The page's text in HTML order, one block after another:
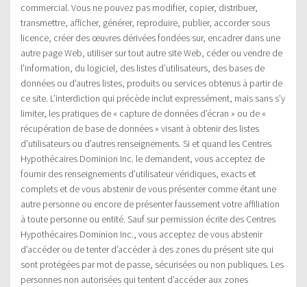
commercial. Vous ne pouvez pas modifier, copier, distribuer,
transmettre, afficher, générer, reproduire, publier, accorder sous
licence, créer des œuvres dérivées fondées sur, encadrer dans une
autre page Web, utiliser sur tout autre site Web, céder ou vendre de
l’information, du logiciel, des listes d’utilisateurs, des bases de
données ou d’autres listes, produits ou services obtenus à partir de
ce site. L’interdiction qui précède inclut expressément, mais sans s’y
limiter, les pratiques de « capture de données d’écran » ou de «
récupération de base de données » visant à obtenir des listes
d’utilisateurs ou d’autres renseignements. Si et quand les Centres
Hypothécaires Dominion Inc. le demandent, vous acceptez de
fournir des renseignements d’utilisateur véridiques, exacts et
complets et de vous abstenir de vous présenter comme étant une
autre personne ou encore de présenter faussement votre affiliation
à toute personne ou entité. Sauf sur permission écrite des Centres
Hypothécaires Dominion Inc., vous acceptez de vous abstenir
d’accéder ou de tenter d’accéder à des zones du présent site qui
sont protégées par mot de passe, sécurisées ou non publiques. Les
personnes non autorisées qui tentent d’accéder aux zones